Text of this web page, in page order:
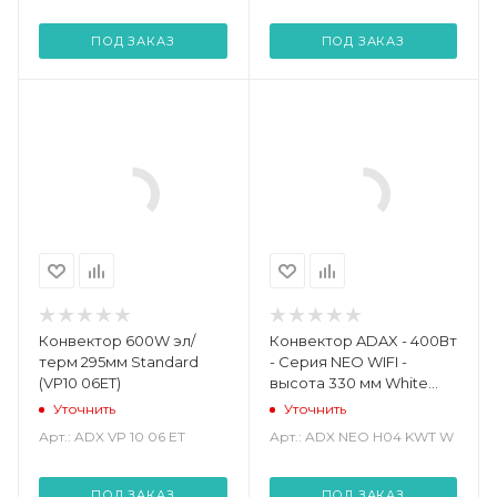
ПОД ЗАКАЗ ПОД ЗАКАЗ
Конвектор 600W эл/
терм 295мм Standard
(VP10 06ET)
Уточнить
Арт.: ADX VP 10 06 ET
Конвектор ADAX - 400Вт
- Серия NEO WIFI -
высота 330 мм White
WiFi (ADX NEO H04 KWT
Уточнить
Арт.: ADX NEO H04 KWT W